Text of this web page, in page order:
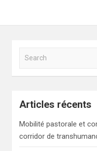
a
c
Articles récents
Mobilité pastorale et
corridor de